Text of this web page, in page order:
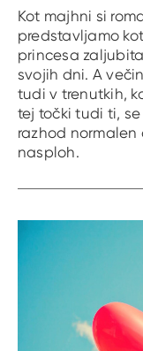
Kot majhni si
predstavljamo
princesa
svojih dni. A
tudi v trenutkih,
tej točki tudi ti,
razhod
nasploh.